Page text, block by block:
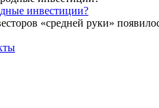
инвестиции?
«средней руки»